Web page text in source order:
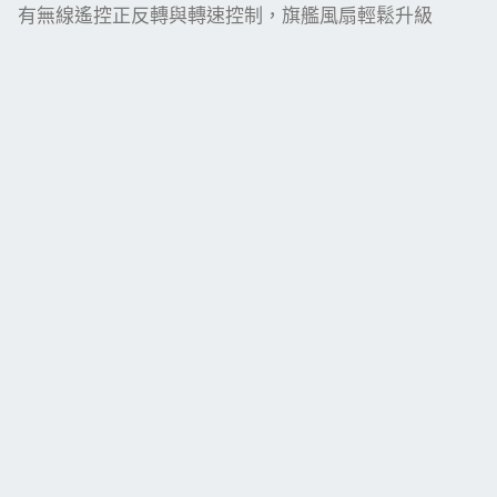
有無線遙控正反轉與轉速控制，旗艦風扇輕鬆升級